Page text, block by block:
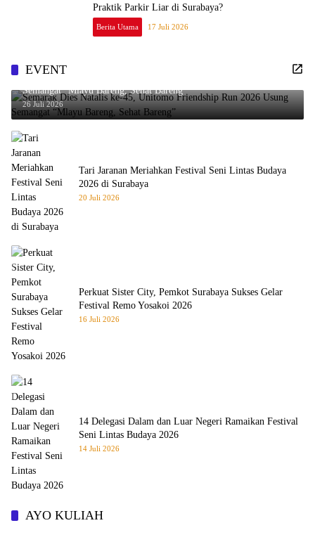
Praktik Parkir Liar di Surabaya?
Berita Utama 17 Juli 2026
EVENT
Semarak Dies Natalis ke-45, Unitomo Friendship Run 2026 Usung
Semangat “Mlayu Bareng, Sehat Bareng”
26 Juli 2026
Tari Jaranan Meriahkan Festival Seni Lintas Budaya
2026 di Surabaya
20 Juli 2026
Perkuat Sister City, Pemkot Surabaya Sukses Gelar
Festival Remo Yosakoi 2026
16 Juli 2026
14 Delegasi Dalam dan Luar Negeri Ramaikan Festival
Seni Lintas Budaya 2026
14 Juli 2026
AYO KULIAH